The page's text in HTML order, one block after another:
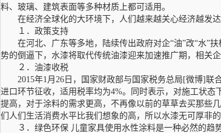
料、玻璃、建筑表面等多种材质上都可适用。
在经济全球化的大环境下，人们越来越关心经济越发达
１．政策支持
在河北、广东等多地，陆续传出政府对企“油”改“水”扶
势的倒逼下，水漆将取代传统油漆迎来加速推广期，相关
２．油漆收税
2015年1月26日，国家财政部与国家税务总局[微博]联合
进口环节征收，适用税率均为4%。同时表示，对施工状
提高，对于涂料的需求更高，不再像以前的草草去买那些
们人们生活消费水平比我们想象的高，所以水漆无可厚非
３．绿色环保 儿童家具使用水性涂料是一种必然的趋势